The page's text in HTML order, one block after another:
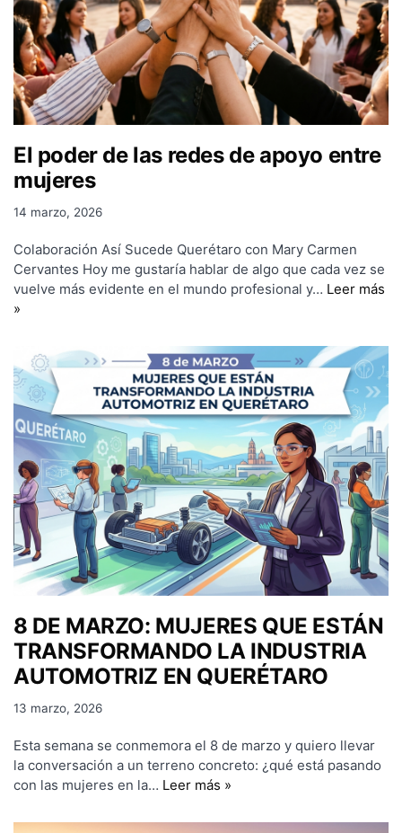
El poder de las redes de apoyo entre
mujeres
14 marzo, 2026
Colaboración Así Sucede Querétaro con Mary Carmen
Cervantes Hoy me gustaría hablar de algo que cada vez se
vuelve más evidente en el mundo profesional y… Leer más
»
8 DE MARZO: MUJERES QUE ESTÁN
TRANSFORMANDO LA INDUSTRIA
AUTOMOTRIZ EN QUERÉTARO
13 marzo, 2026
Esta semana se conmemora el 8 de marzo y quiero llevar
la conversación a un terreno concreto: ¿qué está pasando
con las mujeres en la… Leer más »